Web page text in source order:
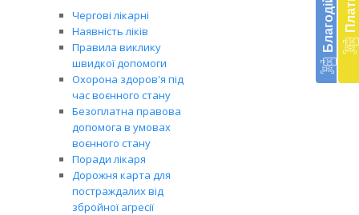
Чергові лікарні
Наявність ліків
Правила виклику
швидкої допомоги
Охорона здоров'я під
час воєнного стану
Безоплатна правова
допомога в умовах
воєнного стану
Поради лікаря
Дорожня карта для
постраждалих від
збройної агресії